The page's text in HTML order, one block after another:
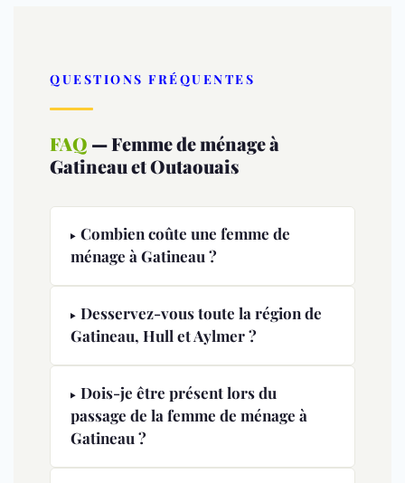
QUESTIONS FRÉQUENTES
FAQ — Femme de ménage à
Gatineau et Outaouais
Combien coûte une femme de
ménage à Gatineau ?
Desservez-vous toute la région de
Gatineau, Hull et Aylmer ?
Dois-je être présent lors du
passage de la femme de ménage à
Gatineau ?